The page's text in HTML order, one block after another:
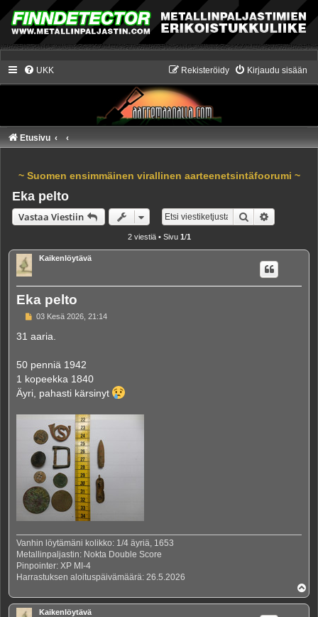
UKK Kirjaudu sisään
Rekisteröidy
Etusivu
~ Suomen ensimmäinen virallinen aarteenetsintäfoorumi ~
Eka pelto
Vastaa Viestiin Etsi
2 viestiä • Sivu 1/1
Kaikenlöytävä
Eka pelto
V
e
i
03 Kesä 2026, 21:14
31 aaria.
50 penniä 1942
1 kopeekka 1840
Äyri, pahasti kärsinyt
Vanhin löytämäni kolikko: 1/4 äyriä, 1653
Metallinpaljastin: Nokta Double Score
Pinpointer: XP MI-4
Harrastuksen aloituspäivämäärä: 26.5.2026
l
ö
Kaikenlöytävä